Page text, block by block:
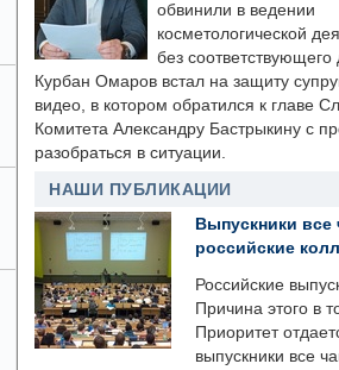
обвинили в ведении
косметологической
без
Курбан Омаров встал на защиту
видео, в котором обратился к главе
Комитета Александру Бастрыкину с
разобраться в ситуации.
НАШИ ПУБЛИКАЦИИ
Выпускники
российские
Российские
Причина этого в
Приоритет
выпускники все